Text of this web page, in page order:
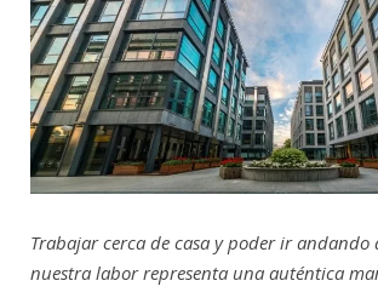
Trabajar cerca de casa y poder ir
nuestra labor representa una auténtica